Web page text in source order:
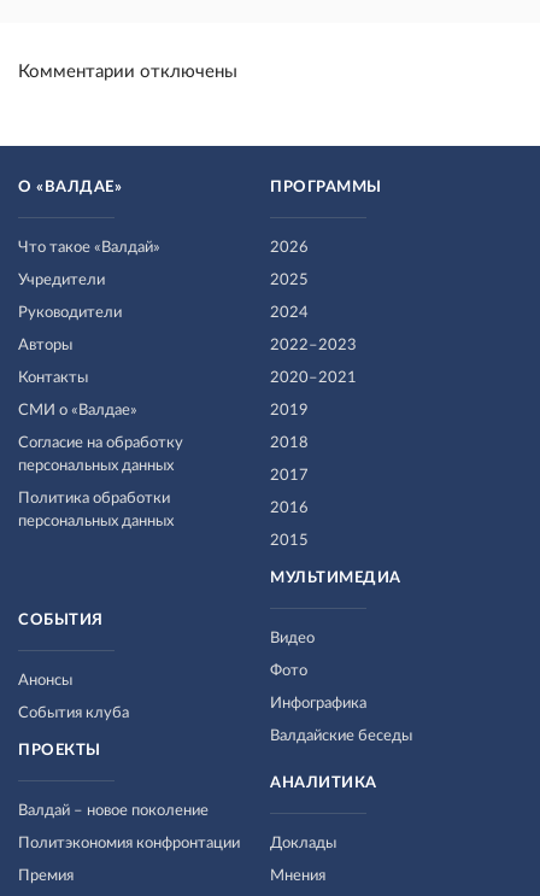
Комментарии отключены
О «ВАЛДАЕ»
Что такое «Валдай»
Учредители
Руководители
Авторы
Контакты
СМИ о «Валдае»
Согласие на обработку
персональных данных
Политика обработки
персональных данных
ПРОГРАММЫ
2026
2025
2024
2022–2023
2020–2021
2019
2018
2017
2016
2015
МУЛЬТИМЕДИА
Видео
Фото
Инфографика
Валдайские беседы
СОБЫТИЯ
Анонсы
События клуба
ПРОЕКТЫ
Валдай – новое поколение
Политэкономия конфронтации
Премия
АНАЛИТИКА
Доклады
Мнения